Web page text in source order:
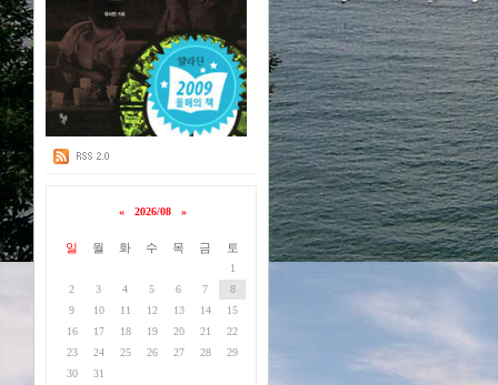
« 2026/08 »
일 월 화 수 목 금 토
1
2
3 4 5 6 7
8
9
10 11 12 13 14
15
16
17 18 19 20 21
22
23
24 25 26 27 28
29
30
31